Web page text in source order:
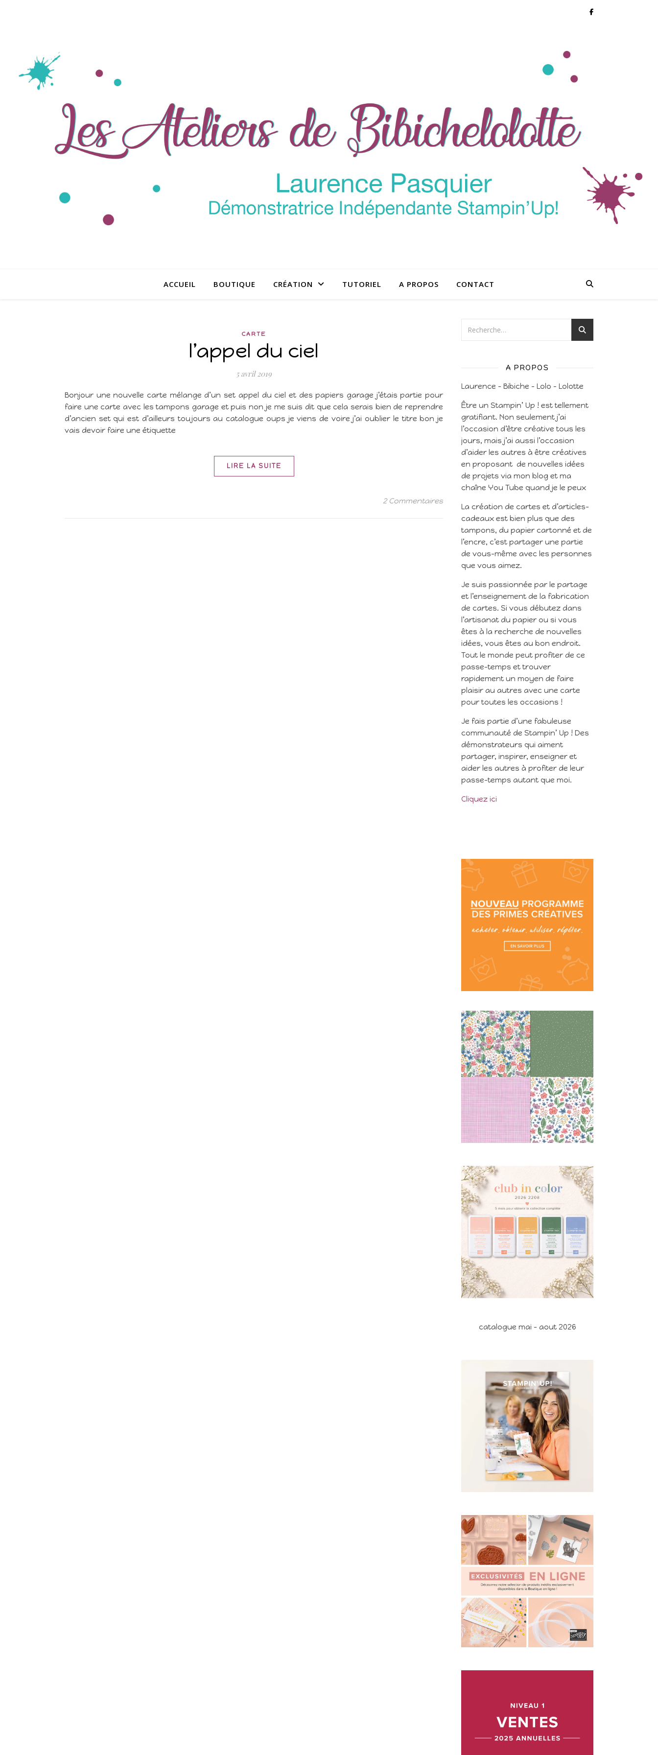
ACCUEIL BOUTIQUE CRÉATION TUTORIEL A PROPOS CONTACT
CARTE
l’appel du ciel
5 avril 2019
Bonjour une nouvelle carte mélange d’un set appel du ciel et des papiers garage j’étais partie pour
faire une carte avec les tampons garage et puis non je me suis dit que cela serais bien de reprendre
d’ancien set qui est d’ailleurs toujours au catalogue oups je viens de voire j’ai oublier le titre bon je
vais devoir faire une étiquette
LIRE LA SUITE
2 Commentaires
A PROPOS
Laurence – Bibiche – Lolo – Lolotte
Être un Stampin’ Up ! est tellement
gratifiant. Non seulement j’ai
l’occasion d’être créative tous les
jours, mais j’ai aussi l’occasion
d’aider les autres à être créatives
en proposant de nouvelles idées
de projets via mon blog et ma
chaîne You Tube quand je le peux
La création de cartes et d’articles-
cadeaux est bien plus que des
tampons, du papier cartonné et de
l’encre, c’est partager une partie
de vous-même avec les personnes
que vous aimez.
Je suis passionnée par le partage
et l’enseignement de la fabrication
de cartes. Si vous débutez dans
l’artisanat du papier ou si vous
êtes à la recherche de nouvelles
idées, vous êtes au bon endroit.
Tout le monde peut profiter de ce
passe-temps et trouver
rapidement un moyen de faire
plaisir au autres avec une carte
pour toutes les occasions !
Je fais partie d’une fabuleuse
communauté de Stampin’ Up ! Des
démonstrateurs qui aiment
partager, inspirer, enseigner et
aider les autres à profiter de leur
passe-temps autant que moi.
Cliquez ici
catalogue mai - aout 2026